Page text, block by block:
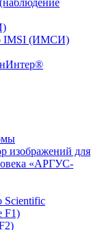
IMSI (ИМСИ)
изображений для
«АРГУС-
Scientific
F1)